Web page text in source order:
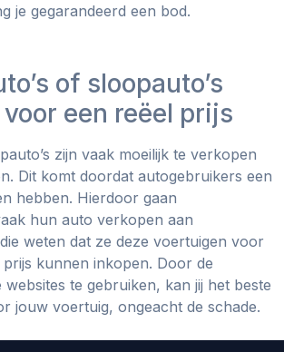
je gegarandeerd een bod.
of sloopauto’s
een reëel prijs
zijn vaak moeilijk te verkopen
Dit komt doordat autogebruikers een
hebben. Hierdoor gaan
hun auto verkopen aan
weten dat ze deze voertuigen voor
kunnen inkopen. Door de
websites te gebruiken, kan jij het beste
jouw voertuig, ongeacht de schade.